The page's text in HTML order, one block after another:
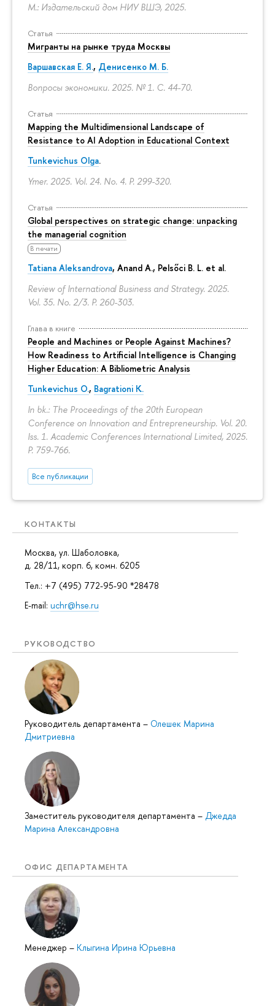
М.: Издательский дом НИУ ВШЭ, 2025.
Статья
Мигранты на рынке труда Москвы
Варшавская Е. Я., Денисенко М. Б.
Вопросы экономики. 2025. № 1. С. 44-70.
Статья
Mapping the Multidimensional Landscape of
Resistance to AI Adoption in Educational Context
Tunkevichus Olga.
Ymer. 2025. Vol. 24. No. 4. P. 299-320.
Статья
Global perspectives on strategic change: unpacking
the managerial cognition
В печати
Tatiana Aleksandrova, Anand A., Pelsőci B. L. et al.
Review of International Business and Strategy. 2025.
Vol. 35. No. 2/3. P. 260-303.
Глава в книге
People and Machines or People Against Machines?
How Readiness to Artificial Intelligence is Changing
Higher Education: A Bibliometric Analysis
Tunkevichus O., Bagrationi K.
In bk.: The Proceedings of the 20th European
Conference on Innovation and Entrepreneurship. Vol. 20.
Iss. 1. Academic Conferences International Limited, 2025.
P. 759-766.
Все публикации
КОНТАКТЫ
Москва, ул. Шаболовка,
д. 28/11, корп. 6, комн. 6205
Тел.: +7 (495) 772-95-90 *28478
E-mail: uchr@hse.ru
РУКОВОДСТВО
Руководитель департамента – Олешек Марина
Дмитриевна
Заместитель руководителя департамента – Джедда
Марина Александровна
ОФИС ДЕПАРТАМЕНТА
Менеджер – Клыгина Ирина Юрьевна